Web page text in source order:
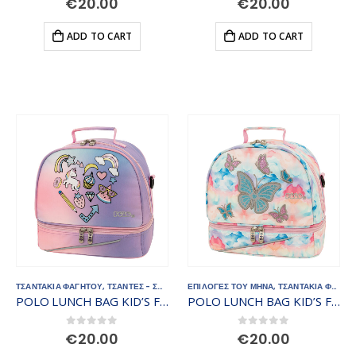
ADD TO CART ADD TO CART
ΤΣΑΝΤΑΚΙΑ ΦΑΓΗΤΟΥ, ΤΣΑΝΤΕΣ - ΣΑΚΙΔΙΑ
POLO LUNCH BAG KID’S FUN II 971003-8420
out of 5
€20.00
ΕΠΙΛΟΓΕΣ ΤΟΥ ΜΗΝΑ, ΤΣΑΝΤΑΚΙΑ ΦΑΓΗΤΟΥ
POLO LUNCH BAG KID’S FUN II 971003-8419
out of 5
€20.00